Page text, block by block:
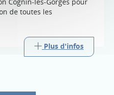
de toutes les
Plus d'infos